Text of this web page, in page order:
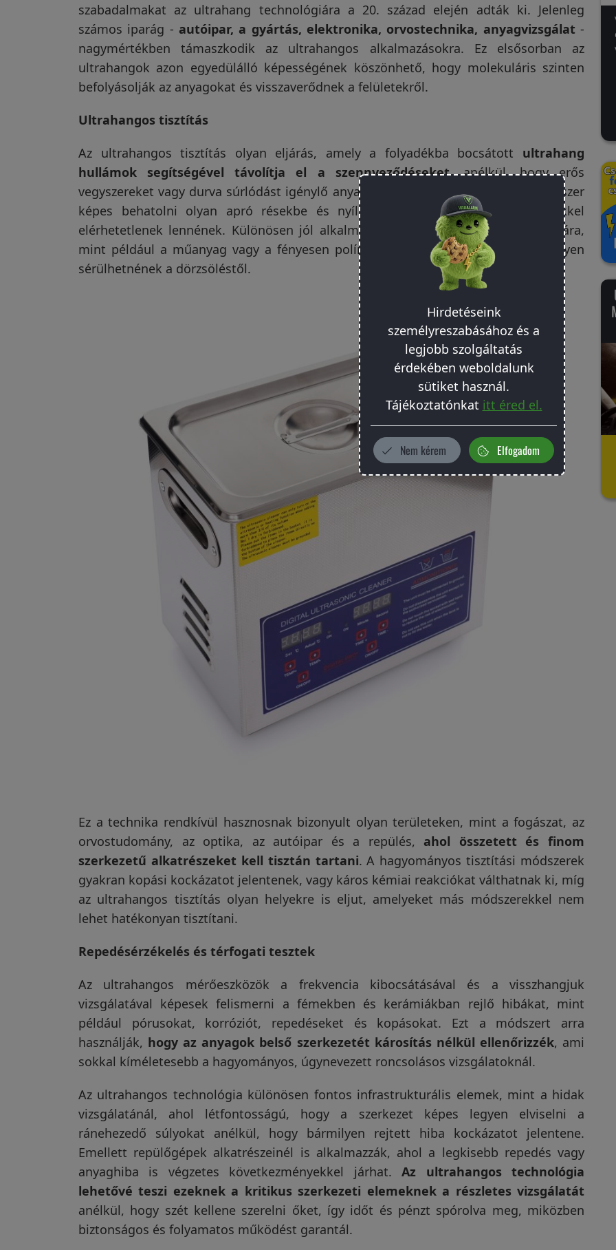
szabadalmakat az ultrahang technológiára a 20. század elején adták ki. Jelenleg
számos iparág - autóipar, a gyártás, elektronika, orvostechnika, anyagvizsgálat-
nagymértékben támaszkodik az ultrahangos alkalmazásokra. Ez elsősorban az
ultrahangok azon egyedülálló képességének köszönhető, hogy molekuláris szinten
befolyásolják az anyagokat és visszaverődnek a felületekről.
Ultrahangos tisztítás
Az ultrahangos tisztítás olyan eljárás, amely a folyadékba bocsátott ultrahang
hullámok segítségével távolítja el a szennyeződéseket, anélkül, hogy erős
vegyszereket vagy durva súrlódást igénylő anyagokat kellene használni. Ez a módszer
képes behatolni olyan apró résekbe és nyílásokba, amelyek más módszerekkel
elérhetetlenek lennének. Különösen jól alkalmazható érzékeny anyagok tisztítására,
mint például a műanyag vagy a fényesen polírozott fémfelületek, amelyek könnyen
sérülhetnének a dörzsöléstől.
Ez a technika rendkívül hasznosnak bizonyult olyan területeken, mint a fogászat, az
orvostudomány, az optika, az autóipar és a repülés, ahol összetett és finom
szerkezetű alkatrészeket kell tisztán tartani. A hagyományos tisztítási módszerek
gyakran kopási kockázatot jelentenek, vagy káros kémiai reakciókat válthatnak ki, míg
az ultrahangos tisztítás olyan helyekre is eljut, amelyeket más módszerekkel nem
lehet hatékonyan tisztítani.
Repedésérzékelés és térfogati tesztek
Az ultrahangos mérőeszközök a frekvencia kibocsátásával és a visszhangjuk
vizsgálatával képesek felismerni a fémekben és kerámiákban rejlő hibákat, mint
például pórusokat, korróziót, repedéseket és kopásokat. Ezt a módszert arra
használják, hogy az anyagok belső szerkezetét károsítás nélkül ellenőrizzék, ami
sokkal kíméletesebb a hagyományos, úgynevezett roncsolásos vizsgálatoknál.
Az ultrahangos technológia különösen fontos infrastrukturális elemek, mint a hidak
vizsgálatánál, ahol létfontosságú, hogy a szerkezet képes legyen elviselni a
ránehezedő súlyokat anélkül, hogy bármilyen rejtett hiba kockázatot jelentene.
Emellett repülőgépek alkatrészeinél is alkalmazzák, ahol a legkisebb repedés vagy
anyaghiba is végzetes következményekkel járhat.Az ultrahangos technológia
lehetővé teszi ezeknek a kritikus szerkezeti elemeknek a részletes vizsgálatát
anélkül, hogy szét kellene szerelni őket, így időt és pénzt spórolva meg, miközben
biztonságos és folyamatos működést garantál.
Hirdetéseink
személyreszabásához és a
legjobb szolgáltatás
érdekében weboldalunk
sütiket használ.
Tájékoztatónkat itt éred el.
Nem kérem Elfogadom